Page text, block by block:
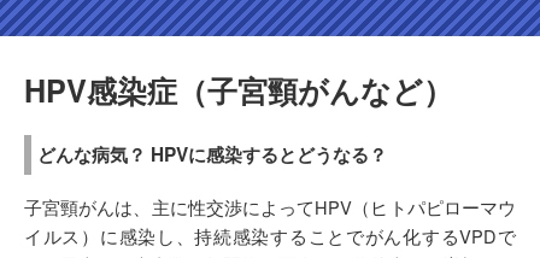
HPV感染症（子宮頸がんなど）
どんな病気？ HPVに感染するとどうなる？
子宮頸がんは、主に性交渉によってHPV（ヒトパピローマウ
イルス）に感染し、持続感染することでがん化するVPDで